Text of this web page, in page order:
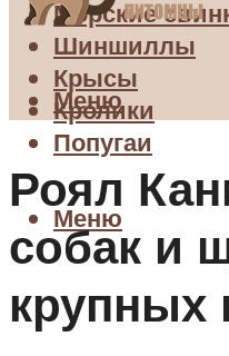
Морские
Шиншиллы
Крысы
Кролики
Попугаи
Меню
Меню
Роял
собак и
крупных